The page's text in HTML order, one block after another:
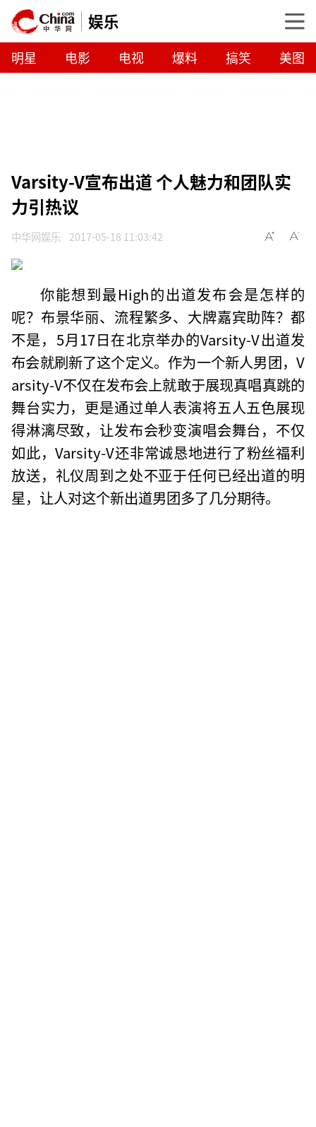
娱乐
明星 电影 电视 爆料 搞笑 美图
Varsity-V宣布出道 个人魅力和团队实
力引热议
中华网娱乐 2017-05-18 11:03:42
你能想到最High的出道发布会是怎样的
呢？布景华丽、流程繁多、大牌嘉宾助阵？都
不是，5月17日在北京举办的Varsity-V出道发
布会就刷新了这个定义。作为一个新人男团，V
arsity-V不仅在发布会上就敢于展现真唱真跳的
舞台实力，更是通过单人表演将五人五色展现
得淋漓尽致，让发布会秒变演唱会舞台，不仅
如此，Varsity-V还非常诚恳地进行了粉丝福利
放送，礼仪周到之处不亚于任何已经出道的明
星，让人对这个新出道男团多了几分期待。